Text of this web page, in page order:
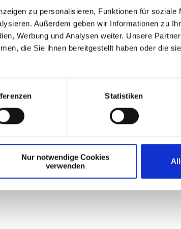
zu personalisieren, Funktionen für soziale
Außerdem geben wir Informationen zu
Werbung und Analysen weiter. Unsere
die Sie ihnen bereitgestellt haben oder die
Statistiken
Nur notwendige Cookies
verwenden